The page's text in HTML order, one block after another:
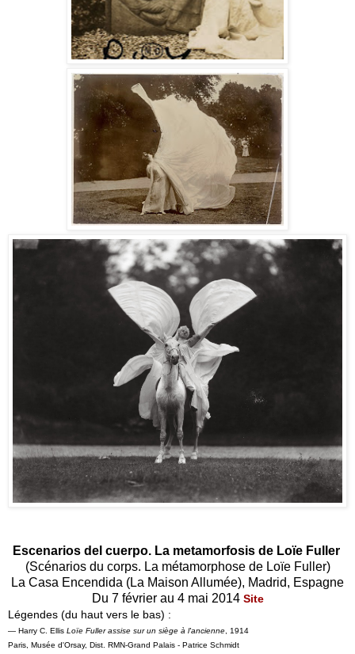
Escenarios del cuerpo. La metamorfosis de Loïe Fuller
(Scénarios du corps. La métamorphose de Loïe Fuller)
La Casa Encendida (La Maison Allumée), Madrid, Espagne
Du 7 février au 4 mai 2014 Site
Légendes (du haut vers le bas) :
— Harry C. Ellis Loïe Fuller assise sur un siège à l'ancienne, 1914
Paris, Musée d'Orsay, Dist. RMN-Grand Palais - Patrice Schmidt